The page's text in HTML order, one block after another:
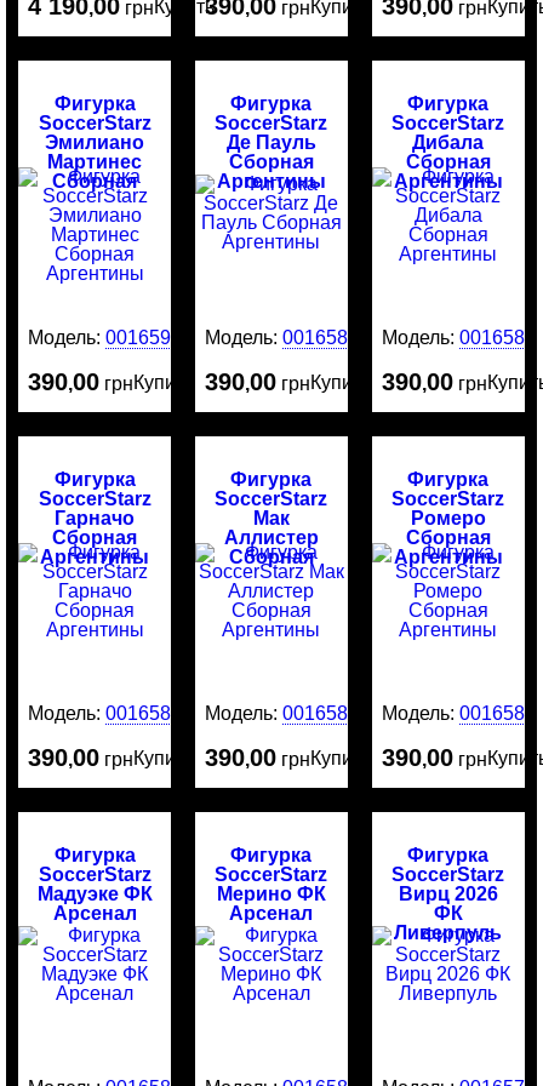
4 190,00 грнКупить390,00 грнКупить 390,00 грн
Фигурка
SoccerStarz
Эмилиано
Мартинес
Сборная
Аргентины
Модель:0016590
390,00 грнКупить
Фигурка
SoccerStarz
Де Пауль
Сборная
Аргентины
Модель:0016589
390,00 грнКупить
Фигурка
SoccerStarz
Дибала
Сборная
Аргентины
Модель: 0016587
390,00 грн
Фигурка
SoccerStarz
Гарначо
Сборная
Аргентины
Модель:0016586
390,00 грнКупить
Фигурка
SoccerStarz
Мак
Аллистер
Сборная
Аргентины
Модель:0016584
390,00 грнКупить
Фигурка
SoccerStarz
Ромеро
Сборная
Аргентины
Модель: 0016583
390,00 грн
Фигурка
SoccerStarz
Мадуэке ФК
Арсенал
Фигурка
SoccerStarz
Мерино ФК
Арсенал
Фигурка
SoccerStarz
Вирц 2026
ФК
Ливерпуль